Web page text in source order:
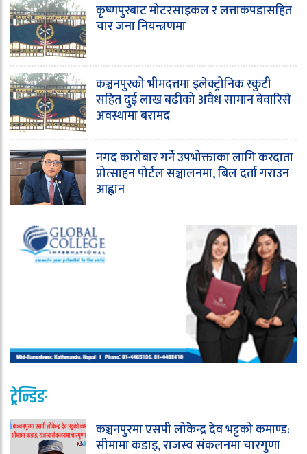
कृष्णपुरबाट मोटरसाइकल र लत्ताकपडासहित
चार जना नियन्त्रणमा
कञ्चनपुरको भीमदत्तमा इलेक्ट्रोनिक स्कुटी
सहित दुई लाख बढीको अवैध सामान बेवारिसे
अवस्थामा बरामद
नगद कारोबार गर्ने उपभोक्ताका लागि करदाता
प्रोत्साहन पोर्टल सञ्चालनमा, बिल दर्ता गराउन
आह्वान
ट्रेन्डिङ
कञ्चनपुरमा एसपी लोकेन्द्र देव भट्टको कमाण्ड:
सीमामा कडाइ, राजस्व संकलनमा चारगुणा